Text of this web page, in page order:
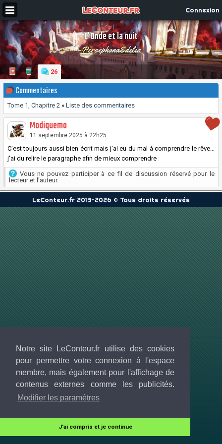
Notre site LeConteur.fr utilise des cookies
pour permettre votre connexion à l'espace
membre, mais également pour l'affichage de
contenus externes comme les publicités.
Modifier les paramètres
J'ai compris et je continue
Connexion
L'Onde et la nuit
PersephonaEdelia
26
Commentaires
Tome 1, Chapitre 2 » Liste des commentaires
Modiquemo
11 septembre 2025 à 22h25
C'est toujours aussi bien écrit mais j'ai eu du mal à comprendre le rêve...
j'ai du relire le paragraphe afin de mieux comprendre
Vous ne pouvez participer à ce fil de discussion réservé pour le
lecteur et l'auteur.
LeConteur.fr 2013-2026 © Tous droits réservés